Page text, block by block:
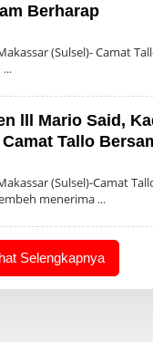
Berharap
(Sulsel)- Camat
lll Mario Said,
Tallo
(Sulsel)-Camat
menerima
Selengkapnya